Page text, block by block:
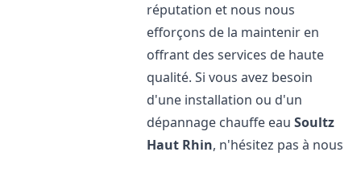
réputation et nous nous
efforçons de la maintenir en
offrant des services de haute
qualité. Si vous avez besoin
d'une installation ou d'un
dépannage chauffe eauSoultz
Haut Rhin, n'hésitez pas à nous